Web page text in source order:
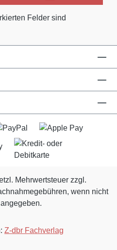
Felder sind
Mehrwertsteuer zzgl.
wenn nicht
Z-dbr Fachverlag
Überschriften hervorheben